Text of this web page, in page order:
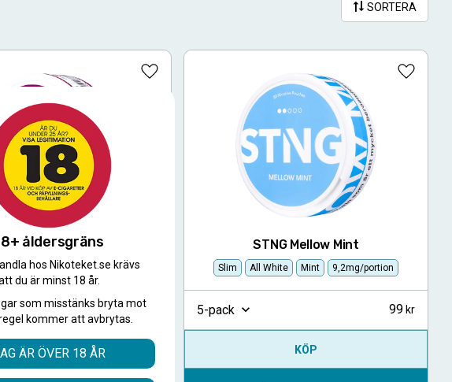
SORTERA
Cola Cherry
Cola, Körsbär 9,2mg/portion
Lägg till i favoriter
99
KÖP
STNG Mellow Mint
Slim All White Mint 9,2mg/portion
Lägg
5-pack 99
KÖP
åldersgräns
hos Nikoteket.se krävs
du är minst 18 år.
som misstänks bryta mot
kommer att avbrytas.
ÄR ÖVER 18 ÅR